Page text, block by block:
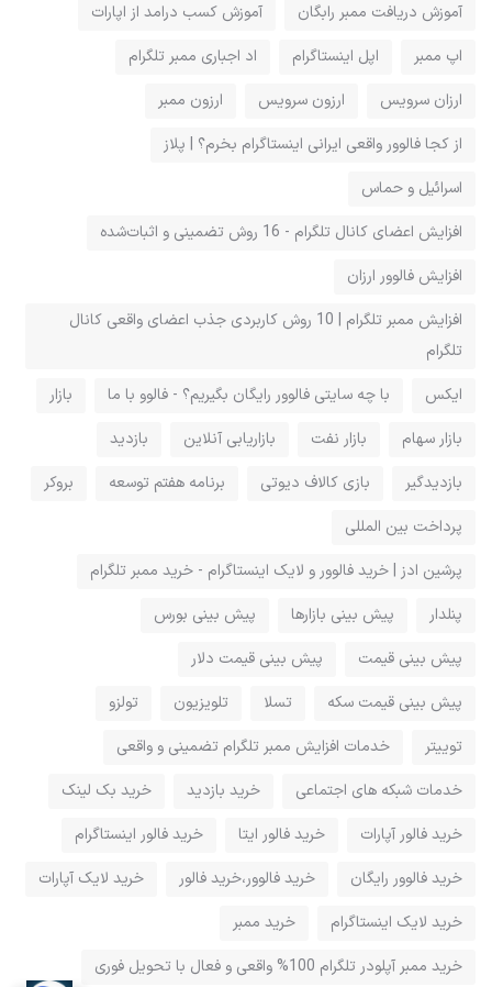
آموزش دریافت ممبر رابگان
آموزش کسب درامد از اپارات
اپ ممبر
اپل اینستاگرام
اد اجباری ممبر تلگرام
ارزان سرویس
ارزون سرویس
ارزون ممبر
از کجا فالوور واقعی ایرانی اینستاگرام بخرم؟ | پلاز
اسرائیل و حماس
افزایش اعضای کانال تلگرام - 16 روش تضمینی و اثبات‌شده
افزایش فالوور ارزان
افزایش ممبر تلگرام | 10 روش کاربردی جذب اعضای واقعی کانال
تلگرام
ایکس
با چه سایتی فالوور رایگان بگیریم؟ - فالوو با ما
بازار
بازار سهام
بازار نفت بازاریابی آنلاین
بازدید
بازدیدگیر
بازی کالاف دیوتی برنامه هفتم توسعه
بروکر
پرداخت بین المللی
پرشین ادز | خرید فالوور و لایک اینستاگرام - خرید ممبر تلگرام
پنلدار
پیش بینی بازارها
پیش بینی بورس
پیش بینی قیمت
پیش بینی قیمت دلار
پیش بینی قیمت سکه
تسلا تلویزیون
تولزو
توییتر
خدمات افزایش ممبر تلگرام تضمینی و واقعی
خدمات شبکه های اجتماعی
خرید بازدید
خرید بک لینک
خرید فالور آپارات
خرید فالور ایتا
خرید فالور اینستاگرام
خرید فالوور رایگان
خرید فالوور،خرید فالور
خرید لایک آپارات
خرید لایک اینستاگرام
خرید ممبر
خرید ممبر آپلودر تلگرام 100% واقعی و فعال با تحویل فوری